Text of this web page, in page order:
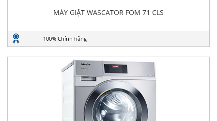
MÁY GIẶT WASCATOR FOM 71 CLS
100% Chính hãng